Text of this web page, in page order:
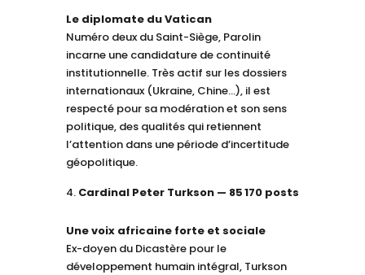
Le diplomate du Vatican
Numéro deux du Saint-Siège, Parolin
incarne une candidature de continuité
institutionnelle. Très actif sur les dossiers
internationaux (Ukraine, Chine…), il est
respecté pour sa modération et son sens
politique, des qualités qui retiennent
l’attention dans une période d’incertitude
géopolitique.
Cardinal Peter Turkson — 85 170 posts
Une voix africaine forte et sociale
Ex-doyen du Dicastère pour le
développement humain intégral, Turkson